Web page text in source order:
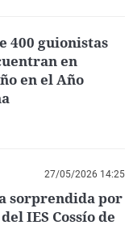
400 guionistas
en
en el Año
27/05/2026 14:25
sorprendida por
IES Cossío de